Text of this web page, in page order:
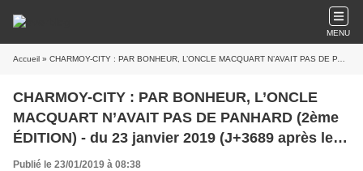
MENU
Accueil » CHARMOY-CITY : PAR BONHEUR, L’ONCLE MACQUART N’AVAIT PAS DE PANHARD (2ème ÉDITION) - du 23 janvier 2019 (J+3689 après le vote négatif fondateur)
CHARMOY-CITY : PAR BONHEUR, L’ONCLE
MACQUART N’AVAIT PAS DE PANHARD (2ème
ÉDITION) - du 23 janvier 2019 (J+3689 après le
vote négatif fondateur)
Publié le 23/01/2019 à 08:38